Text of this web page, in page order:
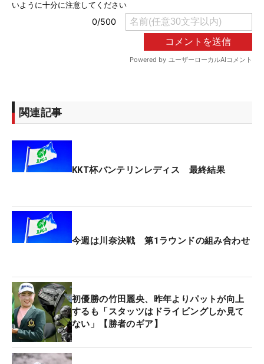
関連記事
KKT杯バンテリンレディス 最終結果
今週は川奈決戦 第1ラウンドの組み合わせ
初優勝の竹田麗央、昨年よりパットが向上
するも「スタッツはドライビングしか見て
ない」【勝者のギア】